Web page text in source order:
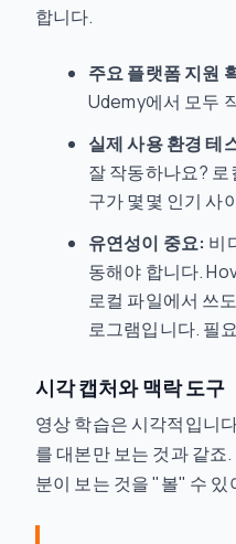
합니다.
주요 플랫폼 지원
Udemy에서 모두
실제 사용 환경 테
잘 작동하나요?
구가 몇몇 인기 사
유연성이 중요: 비
동해야 합니다.
로컬 파일에서 쓰
로그램입니다. 필
시각 캡처와 맥락 도구
영상 학습은 시각적입니
를 대본만 보는 것과 같죠
분이 보는 것을 "볼" 수 있